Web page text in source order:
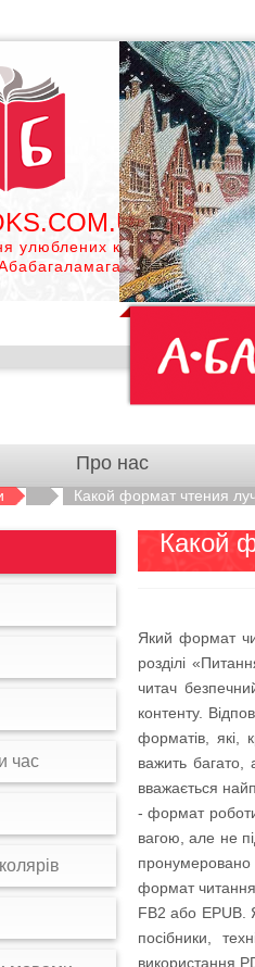
улюблених книг
Про нас
Какой формат чтения
Какой
Який формат
розділі
читач
контенту.
форматів, які,
важить багато,
вважається
- формат
вагою, але не
формат читання
FB2 або EPUB.
посібники,
використання
час